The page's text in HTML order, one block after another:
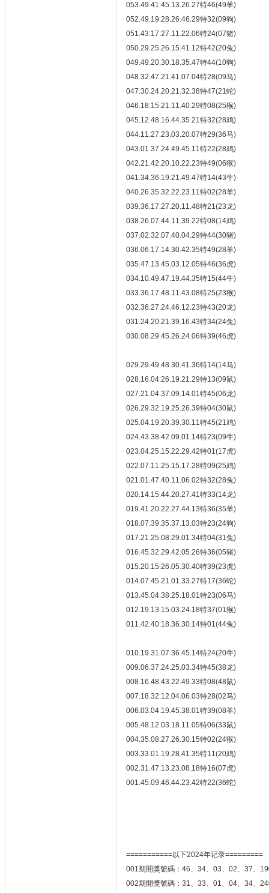
053.49.41.45.13.26.27特46(49羊)
052.49.19.28.26.46.29特32(09狗)
051.43.17.27.11.22.06特24(07猪)
050.29.25.26.15.41.12特42(20兔)
049.49.20.30.18.35.47特44(10狗)
048.32.47.21.41.07.04特28(09马)
047.30.24.20.21.32.38特47(21蛇)
046.18.15.21.11.40.29特08(25猴)
045.12.48.16.44.35.21特32(28鸡)
044.11.27.23.03.20.07特29(36马)
043.01.37.24.49.45.11特22(28鸡)
042.21.42.20.10.22.23特49(06猴)
041.34.36.19.21.49.47特14(43牛)
040.26.35.32.22.23.11特02(28羊)
039.36.17.27.20.11.48特21(23龙)
038.26.07.44.11.39.22特08(14鸡)
037.02.32.07.40.04.29特44(30猪)
036.06.17.14.30.42.35特49(28羊)
035.47.13.45.03.12.05特46(36虎)
034.10.49.47.19.44.35特15(44牛)
033.36.17.48.11.43.08特25(23猴)
032.36.27.24.46.12.23特43(20龙)
031.24.20.21.39.16.43特34(24兔)
030.08.29.45.26.24.06特39(46虎)
029.29.49.48.30.41.36特14(14马)
028.16.04.26.19.21.29特13(09鼠)
027.21.04.37.09.14.01特45(06龙)
026.29.32.19.25.26.39特04(30鼠)
025.04.19.20.39.30.11特45(21鸡)
024.43.38.42.09.01.14特23(09牛)
023.04.25.15.22.29.42特01(17虎)
022.07.11.25.15.17.28特09(25鸡)
021.01.47.40.11.06.02特32(28兔)
020.14.15.44.20.27.41特33(14龙)
019.41.20.22.27.44.13特36(35羊)
018.07.39.35.37.13.03特23(24狗)
017.21.25.08.29.01.34特04(31兔)
016.45.32.29.42.05.26特36(05猪)
015.20.15.26.05.30.40特39(23虎)
014.07.45.21.01.33.27特17(36蛇)
013.45.04.38.25.18.01特23(06马)
012.19.13.15.03.24.18特37(01猴)
011.42.40.18.36.30.14特01(44兔)
010.19.31.07.36.45.14特24(20牛)
009.06.37.24.25.03.34特45(38龙)
008.16.48.43.22.49.33特08(48鼠)
007.18.32.12.04.06.03特28(02马)
006.03.04.19.45.38.01特39(08羊)
005.48.12.03.18.11.05特06(33鼠)
004.35.08.27.26.30.15特02(24猴)
003.33.01.19.28.41.35特11(20鸡)
002.31.47.13.23.08.18特16(07虎)
001.45.09.46.44.23.42特22(36蛇)
===========以下2024年记录=========
001期開獎號碼：46、34、03、02、37、
002期開獎號碼：31、33、01、04、34、